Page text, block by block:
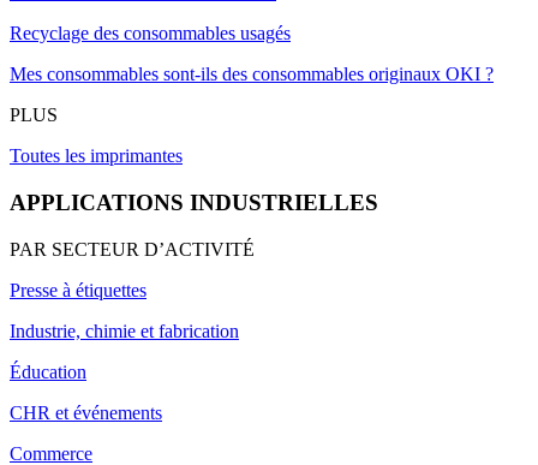
Recyclage des consommables usagés
Mes consommables sont-ils des consommables originaux OKI ?
PLUS
Toutes les imprimantes
APPLICATIONS INDUSTRIELLES
PAR SECTEUR D’ACTIVITÉ
Presse à étiquettes
Industrie, chimie et fabrication
Éducation
CHR et événements
Commerce